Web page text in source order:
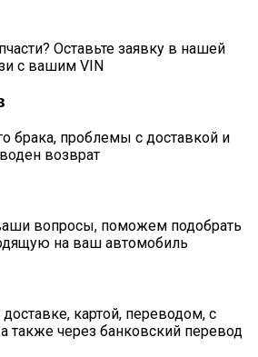
Оставьте заявку в нашей
с вашим VIN
брака, проблемы с доставкой и
возврат
вопросы, поможем подобрать
на ваш автомобиль
картой, переводом, с
также через банковский перевод